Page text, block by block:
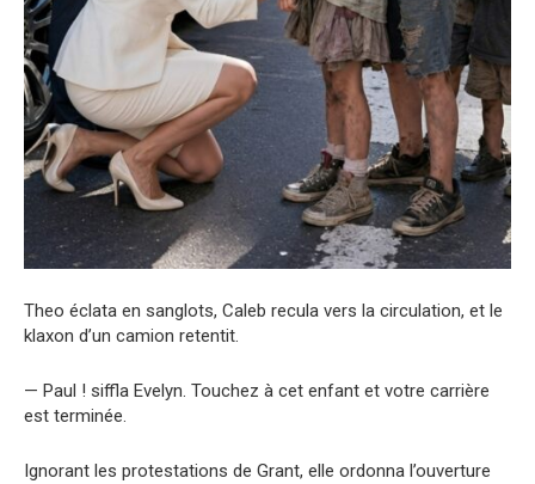
Theo éclata en sanglots, Caleb recula vers la circulation, et le
klaxon d’un camion retentit.
— Paul ! siffla Evelyn. Touchez à cet enfant et votre carrière
est terminée.
Ignorant les protestations de Grant, elle ordonna l’ouverture